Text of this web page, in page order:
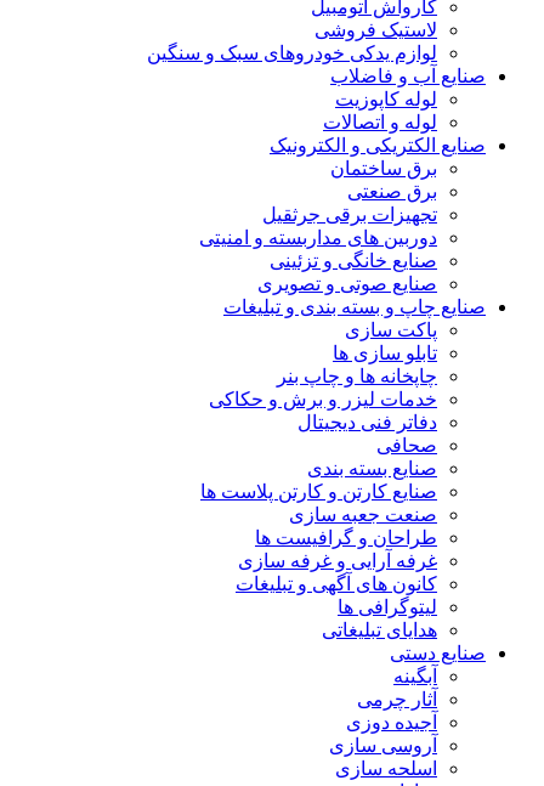
کارواش اتومبیل
لاستیک فروشی
لوازم یدکی خودروهای سبک و سنگین
صنایع آب و فاضلاب
لوله کاپوزیت
لوله و اتصالات
صنایع الکتریکی و الکترونیک
برق ساختمان
برق صنعتی
تجهیزات برقی جرثقیل
دوربین های مداربسته و امنیتی
صنایع خانگی و تزئینی
صنایع صوتی و تصویری
صنایع چاپ و بسته بندی و تبلیغات
پاکت سازی
تابلو سازی ها
چاپخانه ها و چاپ بنر
خدمات لیزر و برش و حکاکی
دفاتر فنی دیجیتال
صحافی
صنایع بسته بندی
صنایع کارتن و کارتن پلاست ها
صنعت جعبه سازی
طراحان و گرافیست ها
غرفه آرایی و غرفه سازی
کانون های آگهی و تبلیغات
لیتوگرافی ها
هدایای تبلیغاتی
صنایع دستی
آبگینه
آثار چرمی
آجیده دوزی
آروسی سازی
اسلحه سازی